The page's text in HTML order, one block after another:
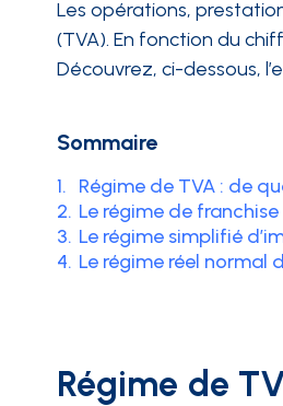
INTÉGRATIONS
Les opérations,
(TVA). En fonction du
Découvrez, ci-dessous,
Sommaire
1. Régime de TVA : de
2. Le régime de
3. Le régime simplifié
4. Le régime réel normal
Régime de